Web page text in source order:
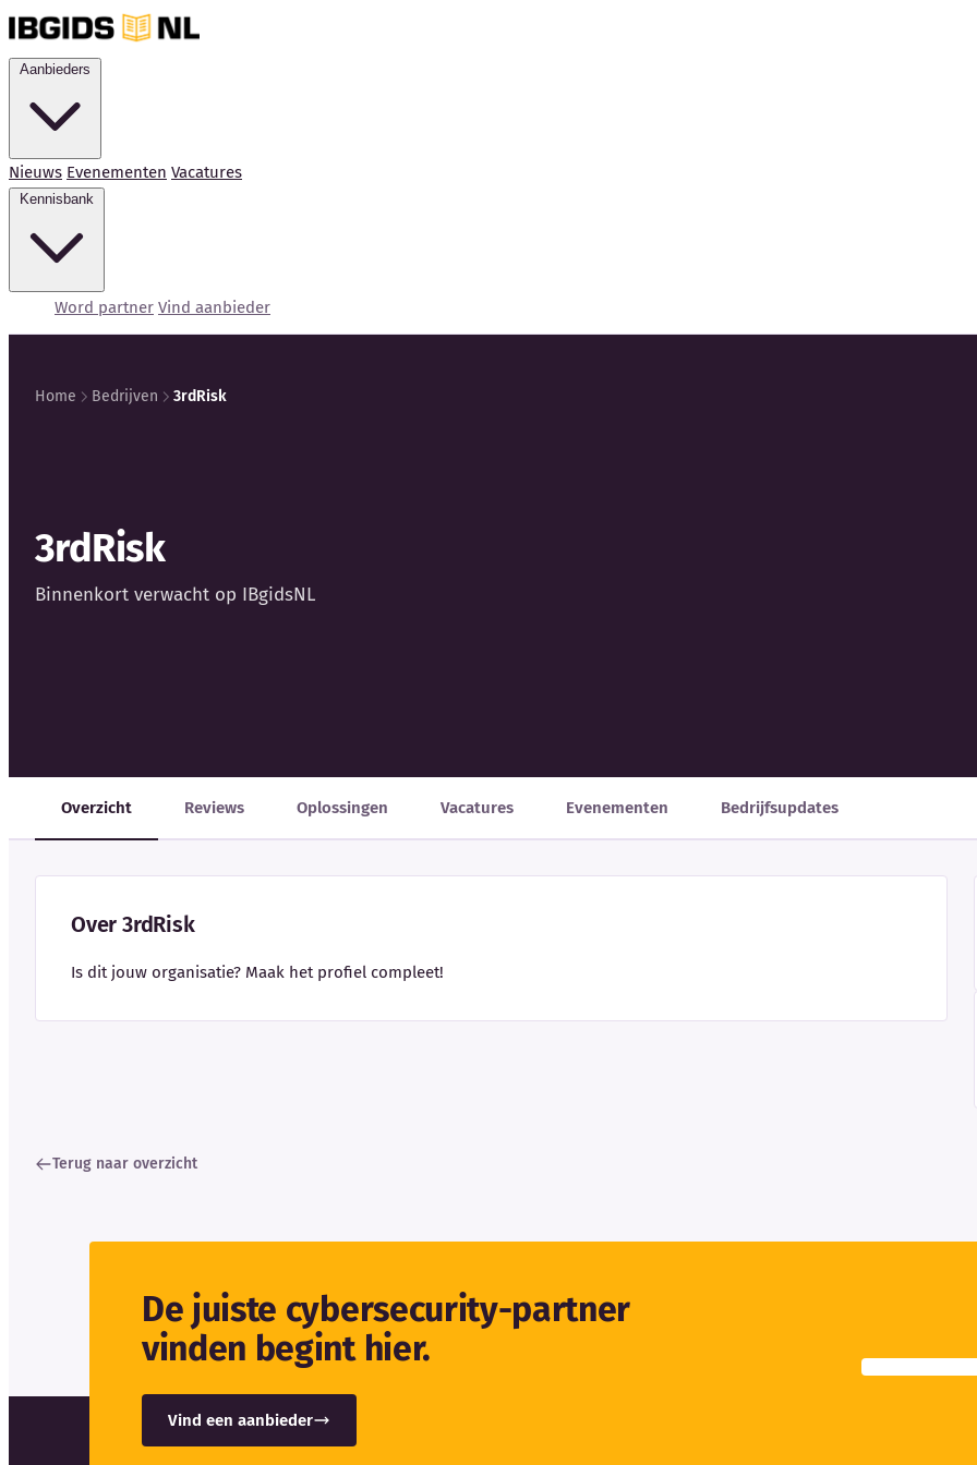
Nieuws Evenementen Vacatures
Word partner Vind aanbieder
Home Bedrijven 3rdRisk
3rdRisk
Binnenkort verwacht op IBgidsNL
Overzicht Reviews Oplossingen Vacatures Evenementen Bedrijfsupdates
Over 3rdRisk
Is dit jouw organisatie? Maak het profiel compleet!
Terug naar overzicht
De juiste cybersecurity-partner
vinden begint hier.
Vind een aanbieder